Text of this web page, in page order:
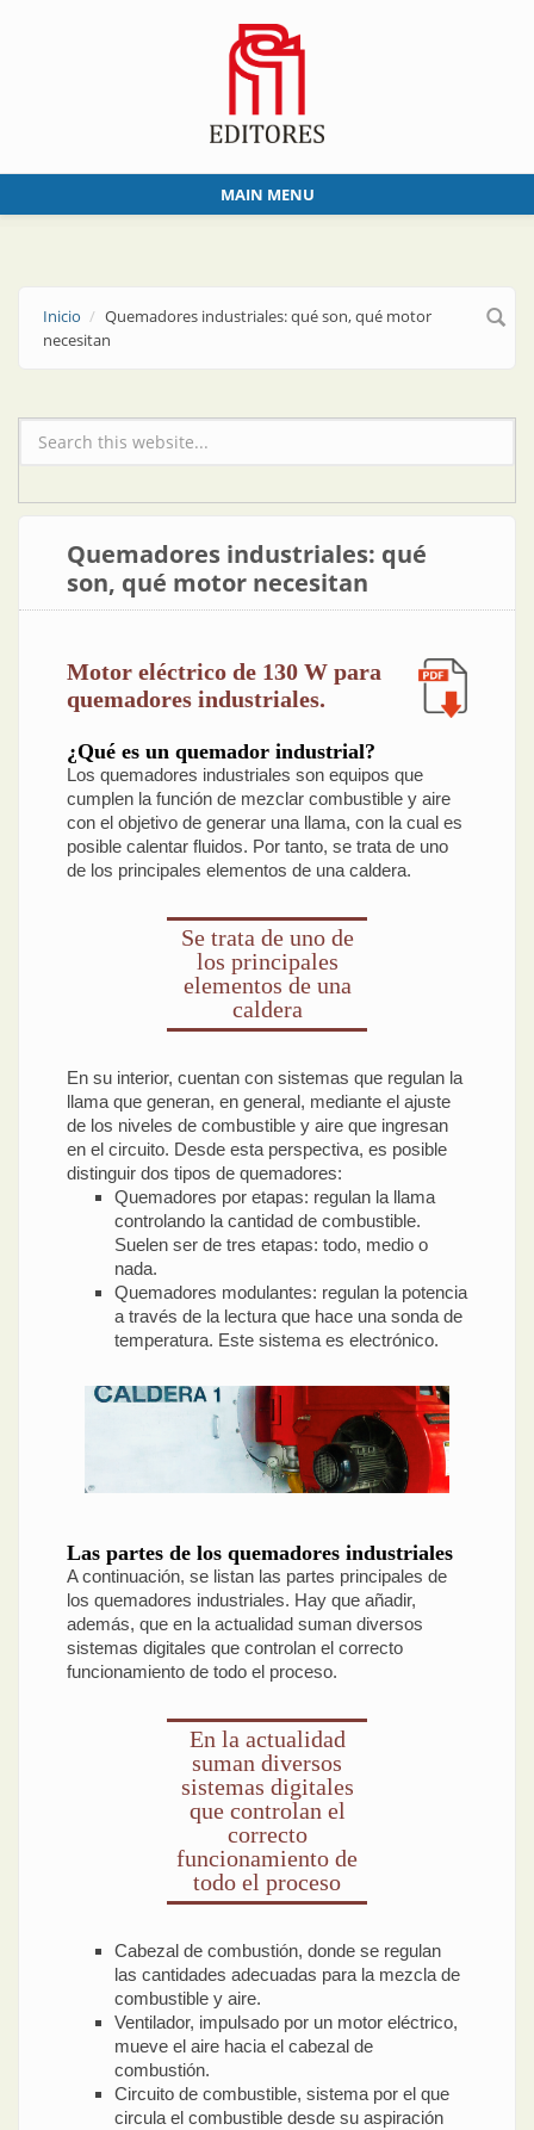
MAIN MENU
Inicio
Quemadores industriales: qué son, qué motor
necesitan
Formulario de búsqueda
Quemadores industriales: qué
son, qué motor necesitan
Motor eléctrico de 130 W para
quemadores industriales.
¿Qué es un quemador industrial?
Los quemadores industriales son equipos que
cumplen la función de mezclar combustible y aire
con el objetivo de generar una llama, con la cual es
posible calentar fluidos. Por tanto, se trata de uno
de los principales elementos de una caldera.
Se trata de uno de
los principales
elementos de una
caldera
En su interior, cuentan con sistemas que regulan la
llama que generan, en general, mediante el ajuste
de los niveles de combustible y aire que ingresan
en el circuito. Desde esta perspectiva, es posible
distinguir dos tipos de quemadores:
Quemadores por etapas: regulan la llama
controlando la cantidad de combustible.
Suelen ser de tres etapas: todo, medio o
nada.
Quemadores modulantes: regulan la potencia
a través de la lectura que hace una sonda de
temperatura. Este sistema es electrónico.
Las partes de los quemadores industriales
A continuación, se listan las partes principales de
los quemadores industriales. Hay que añadir,
además, que en la actualidad suman diversos
sistemas digitales que controlan el correcto
funcionamiento de todo el proceso.
En la actualidad
suman diversos
sistemas digitales
que controlan el
correcto
funcionamiento de
todo el proceso
Cabezal de combustión, donde se regulan
las cantidades adecuadas para la mezcla de
combustible y aire.
Ventilador, impulsado por un motor eléctrico,
mueve el aire hacia el cabezal de
combustión.
Circuito de combustible, sistema por el que
circula el combustible desde su aspiración